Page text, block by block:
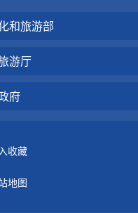
和旅游部
游厅
府
收藏
地图